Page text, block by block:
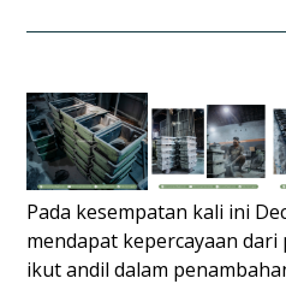
Pada kesempatan kali ini
mendapat kepercayaan
ikut andil dalam